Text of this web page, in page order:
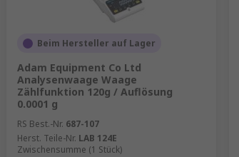
Beim Hersteller auf Lager
Adam Equipment Co Ltd
Analysenwaage Waage
Zählfunktion 120g / Auflösung
0.0001 g
RS Best.-Nr. 687-107
Herst. Teile-Nr. LAB 124E
Zwischensumme (1 Stück)